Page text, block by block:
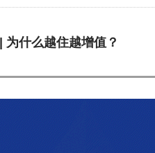
为什么越住越增值？